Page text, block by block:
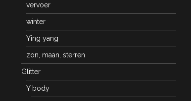
vervoer
winter
Ying yang
zon, maan, sterren
Glitter
Y body